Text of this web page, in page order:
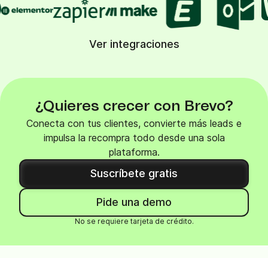
Ver integraciones
¿Quieres crecer con Brevo?
Conecta con tus clientes, convierte más leads e
impulsa la recompra todo desde una sola
plataforma.
Suscríbete gratis
Pide una demo
No se requiere tarjeta de crédito.